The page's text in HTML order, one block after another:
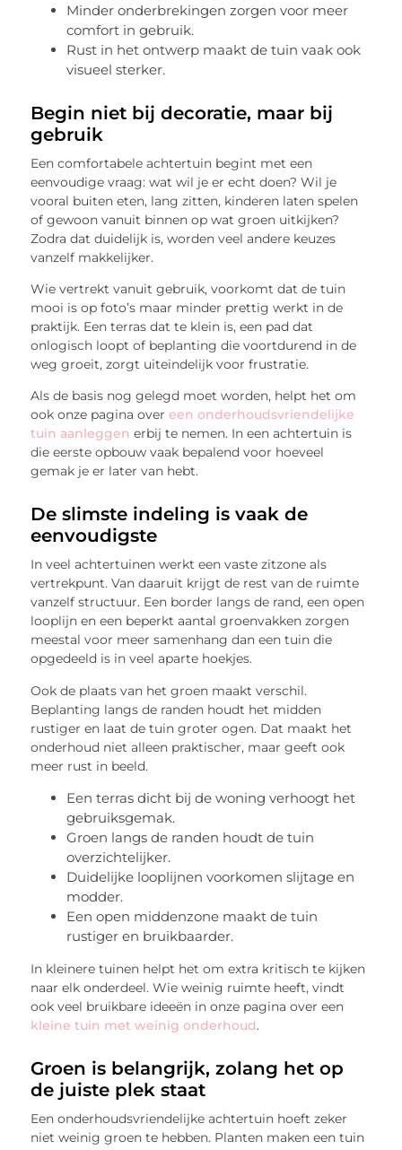
Minder onderbrekingen zorgen voor meer
comfort in gebruik.
Rust in het ontwerp maakt de tuin vaak ook
visueel sterker.
Begin niet bij decoratie, maar bij
gebruik
Een comfortabele achtertuin begint met een
eenvoudige vraag: wat wil je er echt doen? Wil je
vooral buiten eten, lang zitten, kinderen laten spelen
of gewoon vanuit binnen op wat groen uitkijken?
Zodra dat duidelijk is, worden veel andere keuzes
vanzelf makkelijker.
Wie vertrekt vanuit gebruik, voorkomt dat de tuin
mooi is op foto’s maar minder prettig werkt in de
praktijk. Een terras dat te klein is, een pad dat
onlogisch loopt of beplanting die voortdurend in de
weg groeit, zorgt uiteindelijk voor frustratie.
Als de basis nog gelegd moet worden, helpt het om
ook onze pagina overeen onderhoudsvriendelijke
tuin aanleggen erbij te nemen. In een achtertuin is
die eerste opbouw vaak bepalend voor hoeveel
gemak je er later van hebt.
De slimste indeling is vaak de
eenvoudigste
In veel achtertuinen werkt een vaste zitzone als
vertrekpunt. Van daaruit krijgt de rest van de ruimte
vanzelf structuur. Een border langs de rand, een open
looplijn en een beperkt aantal groenvakken zorgen
meestal voor meer samenhang dan een tuin die
opgedeeld is in veel aparte hoekjes.
Ook de plaats van het groen maakt verschil.
Beplanting langs de randen houdt het midden
rustiger en laat de tuin groter ogen. Dat maakt het
onderhoud niet alleen praktischer, maar geeft ook
meer rust in beeld.
Een terras dicht bij de woning verhoogt het
gebruiksgemak.
Groen langs de randen houdt de tuin
overzichtelijker.
Duidelijke looplijnen voorkomen slijtage en
modder.
Een open middenzone maakt de tuin
rustiger en bruikbaarder.
In kleinere tuinen helpt het om extra kritisch te kijken
naar elk onderdeel. Wie weinig ruimte heeft, vindt
ook veel bruikbare ideeën in onze pagina over een
kleine tuin met weinig onderhoud.
Groen is belangrijk, zolang het op
de juiste plek staat
Een onderhoudsvriendelijke achtertuin hoeft zeker
niet weinig groen te hebben. Planten maken een tuin